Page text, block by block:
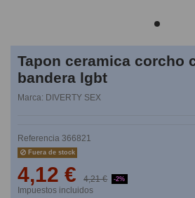
Tapon ceramica corcho
bandera lgbt
Marca: DIVERTY SEX
Referencia 366821
Fuera de stock
4,12 € 4,21 € -2%
Impuestos incluidos